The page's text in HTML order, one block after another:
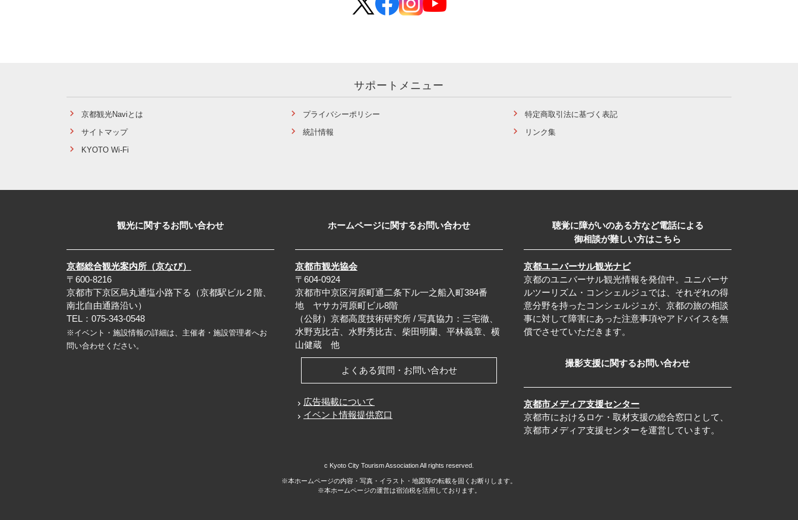
サポートメニュー
京都観光Naviとは プライバシーポリシー
特定商取引法に基づく表記
サイトマップ
統計情報
リンク集
KYOTO Wi-Fi
観光に関するお問い合わせ
京都総合観光案内所（京なび）
〒600-8216
京都市下京区烏丸通塩小路下る（京都駅ビル２階、
南北自由通路沿い）
TEL：075-343-0548
※イベント・施設情報の詳細は、主催者・施設管理者へお
問い合わせください。
ホームページに関するお問い合わせ
京都市観光協会
〒604-0924
京都市中京区河原町通二条下ル一之船入町384番
地 ヤサカ河原町ビル8階
（公財）京都高度技術研究所 / 写真協力：三宅徹、
水野克比古、水野秀比古、柴田明蘭、平林義章、横
山健蔵 他
よくある質問・お問い合わせ
広告掲載について
イベント情報提供窓口
聴覚に障がいのある方など電話による
御相談が難しい方はこちら
京都ユニバーサル観光ナビ
京都のユニバーサル観光情報を発信中。ユニバーサ
ルツーリズム・コンシェルジュでは、それぞれの得
意分野を持ったコンシェルジュが、京都の旅の相談
事に対して障害にあった注意事項やアドバイスを無
償でさせていただきます。
撮影支援に関するお問い合わせ
京都市メディア支援センター
京都市におけるロケ・取材支援の総合窓口として、
京都市メディア支援センターを運営しています。
c Kyoto City Tourism Association All rights reserved.
※本ホームページの内容・写真・イラスト・地図等の転載を固くお断りします。
※本ホームページの運営は宿泊税を活用しております。